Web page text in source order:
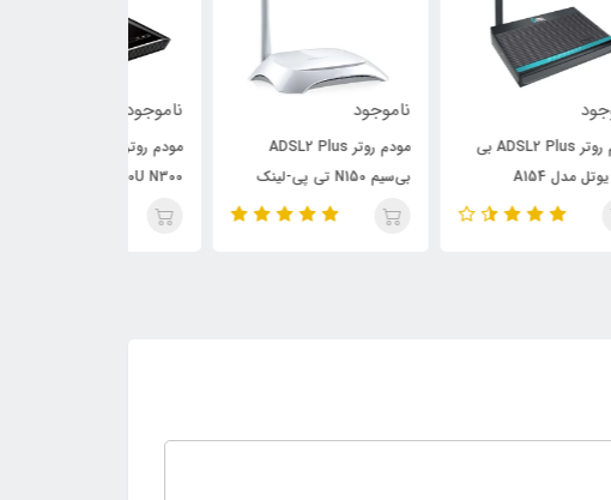
مودم روتر ADSL2 Plus
بی‌سیم N150 تی پی-لینک
مدل TD-W8151N
مودم روتر ۲ آنتن Neterbit
Netenza NSL-2740U N300
ADSL2+ 300Mbps